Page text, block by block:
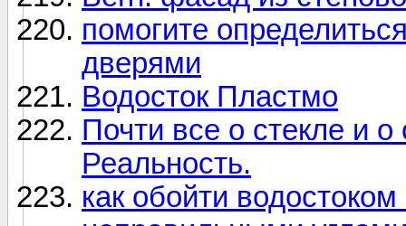
помогите
дверями
Водосток Пластмо
Почти все о стекле и
Реальность.
как обойти